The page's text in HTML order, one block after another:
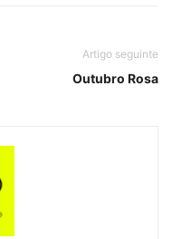
Artigo seguinte
Outubro Rosa